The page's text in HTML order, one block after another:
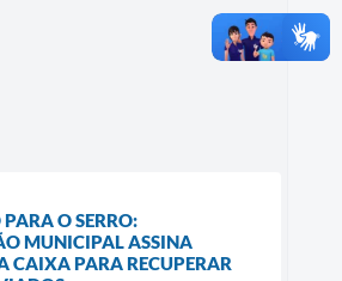
O SERRO:
MUNICIPAL ASSINA
CAIXA PARA RECUPERAR